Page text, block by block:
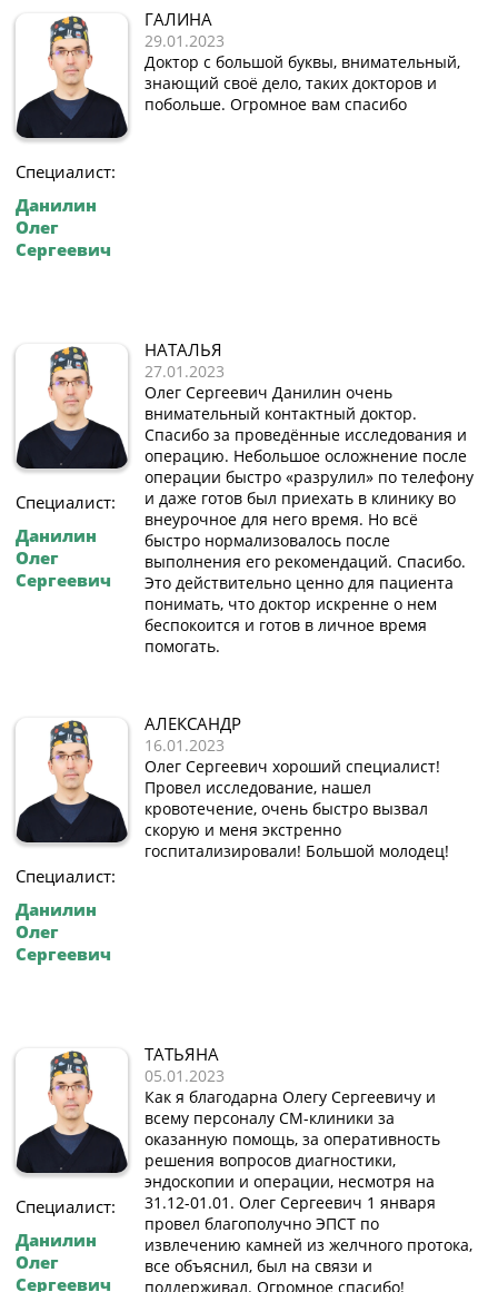
Специалист:
Данилин
Олег
Сергеевич
ГАЛИНА
29.01.2023
Доктор с большой буквы, внимательный,
знающий своё дело, таких докторов и
побольше. Огромное вам спасибо
Специалист:
Данилин
Олег
Сергеевич
НАТАЛЬЯ
27.01.2023
Олег Сергеевич Данилин очень
внимательный контактный доктор.
Спасибо за проведённые исследования и
операцию. Небольшое осложнение после
операции быстро «разрулил» по телефону
и даже готов был приехать в клинику во
внеурочное для него время. Но всё
быстро нормализовалось после
выполнения его рекомендаций. Спасибо.
Это действительно ценно для пациента
понимать, что доктор искренне о нем
беспокоится и готов в личное время
помогать.
Специалист:
Данилин
Олег
Сергеевич
АЛЕКСАНДР
16.01.2023
Олег Сергеевич хороший специалист!
Провел исследование, нашел
кровотечение, очень быстро вызвал
скорую и меня экстренно
госпитализировали! Большой молодец!
Специалист:
Данилин
Олег
Сергеевич
ТАТЬЯНА
05.01.2023
Как я благодарна Олегу Сергеевичу и
всему персоналу СМ-клиники за
оказанную помощь, за оперативность
решения вопросов диагностики,
эндоскопии и операции, несмотря на
31.12-01.01. Олег Сергеевич 1 января
провел благополучно ЭПСТ по
извлечению камней из желчного протока,
все объяснил, был на связи и
поддерживал. Огромное спасибо!